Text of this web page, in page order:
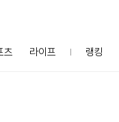
츠 라이프 랭킹